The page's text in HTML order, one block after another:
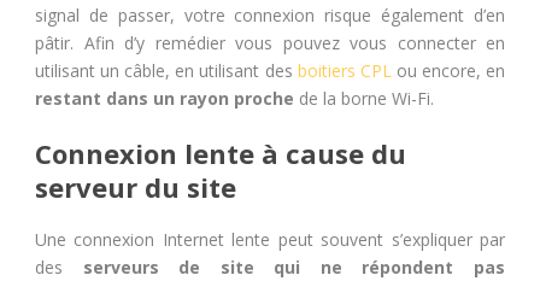
signal de passer, votre connexion risque également d’en
pâtir. Afin d’y remédier vous pouvez vous connecter en
utilisant un câble, en utilisant des boitiers CPL ou encore, en
restant dans un rayon proche de la borne Wi-Fi.
Connexion lente à cause du
serveur du site
Une connexion Internet lente peut souvent s’expliquer par
des serveurs de site qui ne répondent pas